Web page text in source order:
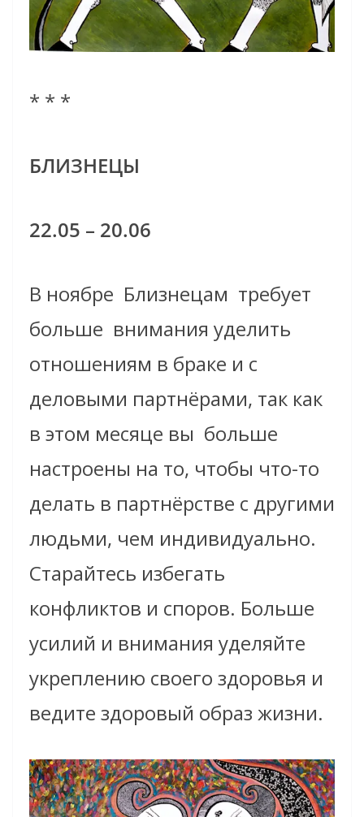
* * *
БЛИЗНЕЦЫ
22.05 – 20.06
В ноябре Близнецам требует
больше внимания уделить
отношениям в браке и с
деловыми партнёрами, так как
в этом месяце вы больше
настроены на то, чтобы что-то
делать в партнёрстве с другими
людьми, чем индивидуально.
Старайтесь избегать
конфликтов и споров. Больше
усилий и внимания уделяйте
укреплению своего здоровья и
ведите здоровый образ жизни.